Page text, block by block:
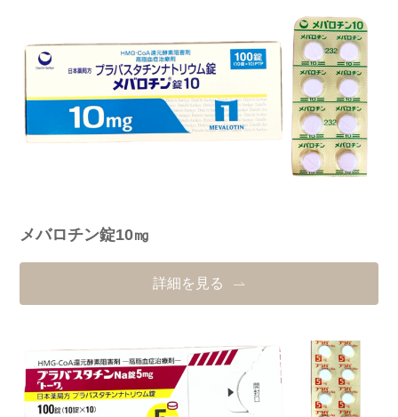
メバロチン錠10㎎
詳細を見る